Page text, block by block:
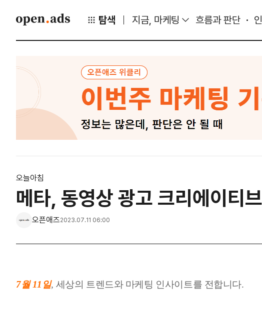
탐색 지금, 마케팅 흐름과 판단
오늘아침
메타, 동영상 광고 크리에이
오픈애즈2023.07.11 06:00
7월 11일, 세상의 트렌드와 마케팅 인사이트를 전합니다.